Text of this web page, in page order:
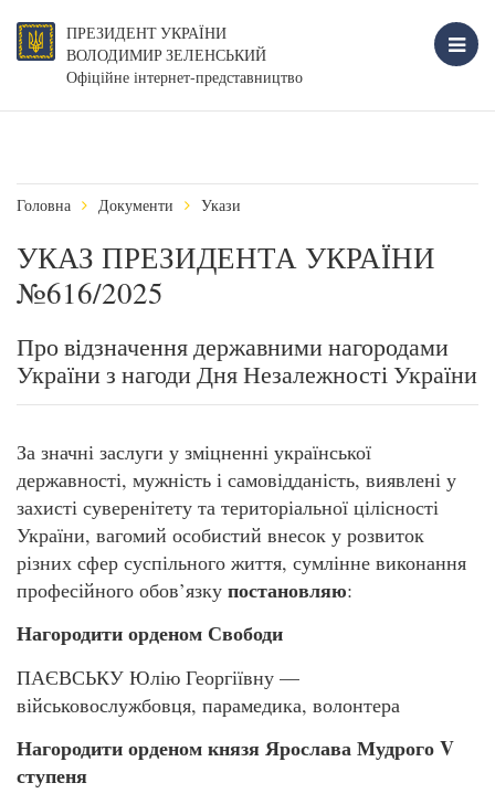
ПРЕЗИДЕНТ УКРАЇНИ
ВОЛОДИМИР ЗЕЛЕНСЬКИЙ
Офіційне інтернет-представництво
Головна Документи Укази
УКАЗ ПРЕЗИДЕНТА УКРАЇНИ
№616/2025
Про відзначення державними нагородами
України з нагоди Дня Незалежності України
За значні заслуги у зміцненні української
державності, мужність і самовідданість, виявлені у
захисті суверенітету та територіальної цілісності
України, вагомий особистий внесок у розвиток
різних сфер суспільного життя, сумлінне виконання
професійного обов’язку постановляю:
Нагородити орденом Свободи
ПАЄВСЬКУ Юлію Георгіївну —
військовослужбовця, парамедика, волонтера
Нагородити орденом князя Ярослава Мудрого V
ступеня